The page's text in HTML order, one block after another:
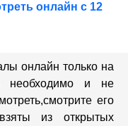
онлайн с 12
онлайн только на
необходимо и не
его
из открытых